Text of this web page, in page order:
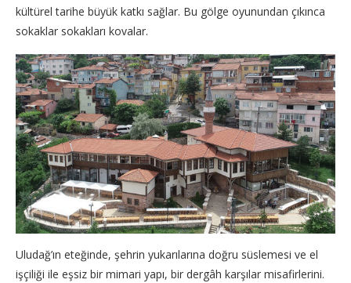
kültürel tarihe büyük katkı sağlar. Bu gölge oyunundan çıkınca
sokaklar sokakları kovalar.
Uludağ’ın eteğinde, şehrin yukarılarına doğru süslemesi ve el
işçiliği ile eşsiz bir mimari yapı, bir dergâh karşılar misafirlerini.